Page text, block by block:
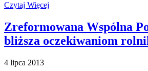
Czytaj Więcej
Zreformowana Wspólna
bliższa oczekiwaniom
4 lipca 2013